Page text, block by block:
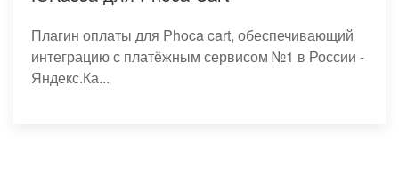
Плагин оплаты для Phoca cart, обеспечивающий
интеграцию с платёжным сервисом №1 в России -
Яндекс.Ка...